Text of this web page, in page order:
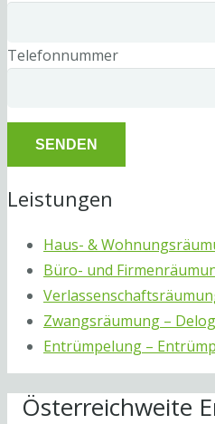
Telefonnummer
Leistungen
Haus- &
Büro- und
Zwangsräumung –
Entrümpelung –
Österreichweite